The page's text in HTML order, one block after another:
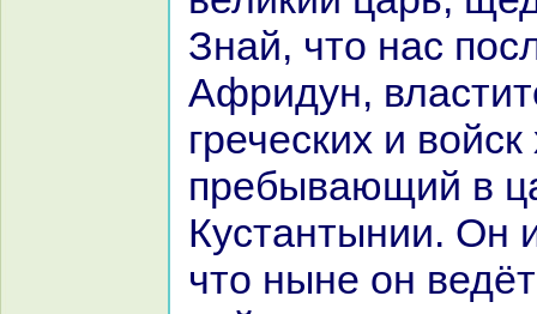
Знaй, что нaс
Афридун,
греческих и
пребывающий в
Кустантынии. Он
что ныне он